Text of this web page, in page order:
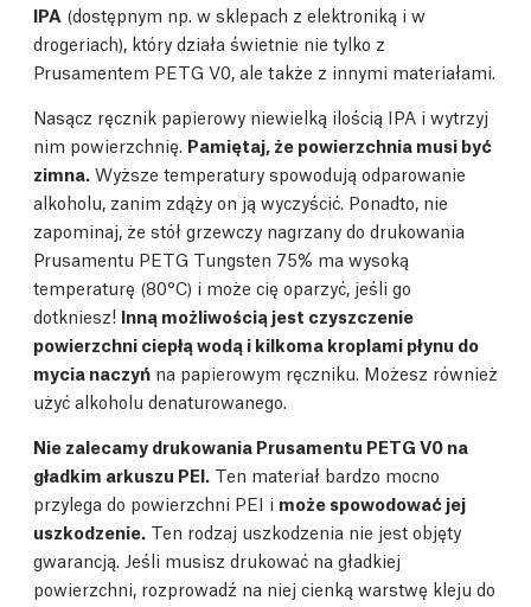
IPA (dostępnym np. w sklepach z elektroniką i w
drogeriach), który działa świetnie nie tylko z
Prusamentem PETG V0, ale także z innymi materiałami.
Nasącz ręcznik papierowy niewielką ilością IPA i wytrzyj
nim powierzchnię. Pamiętaj, że powierzchnia musi być
zimna. Wyższe temperatury spowodują odparowanie
alkoholu, zanim zdąży on ją wyczyścić. Ponadto, nie
zapominaj, że stół grzewczy nagrzany do drukowania
Prusamentu PETG Tungsten 75% ma wysoką
temperaturę (80°C) i może cię oparzyć, jeśli go
dotkniesz! Inną możliwością jest czyszczenie
powierzchni ciepłą wodą i kilkoma kroplami płynu do
mycia naczyń na papierowym ręczniku. Możesz również
użyć alkoholu denaturowanego.
Nie zalecamy drukowania Prusamentu PETG V0 na
gładkim arkuszu PEI. Ten materiał bardzo mocno
przylega do powierzchni PEI i może spowodować jej
uszkodzenie. Ten rodzaj uszkodzenia nie jest objęty
gwarancją. Jeśli musisz drukować na gładkiej
powierzchni, rozprowadź na niej cienką warstwę kleju do